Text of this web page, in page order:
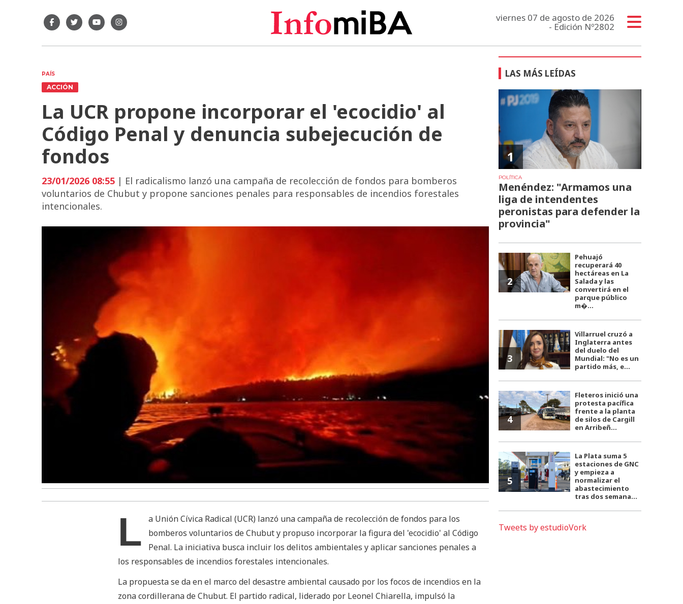
viernes 07 de agosto de 2026
- Edición Nº2802
PAÍS
ACCIÓN
La UCR propone incorporar el 'ecocidio' al
Código Penal y denuncia subejecución de
fondos
23/01/2026 08:55 | El radicalismo lanzó una campaña de recolección de fondos para bomberos
voluntarios de Chubut y propone sanciones penales para responsables de incendios forestales
intencionales.
L
a Unión Cívica Radical (UCR) lanzó una campaña de recolección de fondos para los
bomberos voluntarios de Chubut y propuso incorporar la figura del 'ecocidio' al Código
Penal. La iniciativa busca incluir los delitos ambientales y aplicar sanciones penales a
los responsables de incendios forestales intencionales.
La propuesta se da en el marco del desastre ambiental causado por los focos de incendios en la
zona cordillerana de Chubut. El partido radical, liderado por Leonel Chiarella, impulsó la
LAS MÁS LEÍDAS
1
POLÍTICA
Menéndez: "Armamos una
liga de intendentes
peronistas para defender la
provincia"
2
Pehuajó
recuperará 40
hectáreas en La
Salada y las
convertirá en el
parque público
m�...
3
Villarruel cruzó a
Inglaterra antes
del duelo del
Mundial: "No es un
partido más, e...
4
Fleteros inició una
protesta pacífica
frente a la planta
de silos de Cargill
en Arribeñ...
5
La Plata suma 5
estaciones de GNC
y empieza a
normalizar el
abastecimiento
tras dos semana...
Tweets by estudioVork